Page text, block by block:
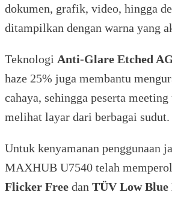
dokumen, grafik, video, hingga
ditampilkan dengan warna yang
Teknologi Anti-Glare Etched
haze 25% juga membantu
cahaya, sehingga peserta
melihat layar dari berbagai sudut.
Untuk kenyamanan penggunaan
MAXHUB U7540 telah
Flicker Free dan TÜV Low